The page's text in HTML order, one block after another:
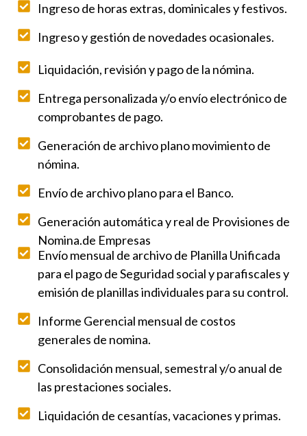
Ingreso de horas extras, dominicales y festivos.
Ingreso y gestión de novedades ocasionales.
Liquidación, revisión y pago de la nómina.
Entrega personalizada y/o envío electrónico de
comprobantes de pago.
Generación de archivo plano movimiento de
nómina.
Envío de archivo plano para el Banco.
Generación automática y real de Provisiones de
Nomina.de Empresas
Envío mensual de archivo de Planilla Unificada
para el pago de Seguridad social y parafiscales y
emisión de planillas individuales para su control.
Informe Gerencial mensual de costos
generales de nomina.
Consolidación mensual, semestral y/o anual de
las prestaciones sociales.
Liquidación de cesantías, vacaciones y primas.